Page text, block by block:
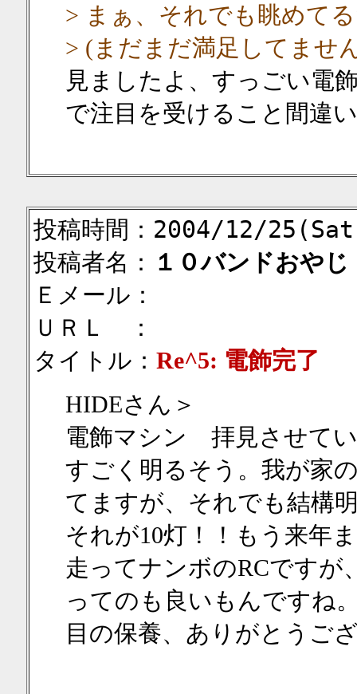
> まぁ、それでも眺めて
> (まだまだ満足してませ
見ましたよ、すっごい電
で注目を受けること間違
投稿時間：2004/12/
投稿者名： １０バンドおやじ
Ｅメール：
ＵＲＬ ：
タイトル： Re^5: 電飾完了
HIDEさん＞
電飾マシン 拝見させて
すごく明るそう。我が家
てますが、それでも結構
それが10灯！！もう来年
走ってナンボのRCですが
ってのも良いもんですね
目の保養、ありがとうご